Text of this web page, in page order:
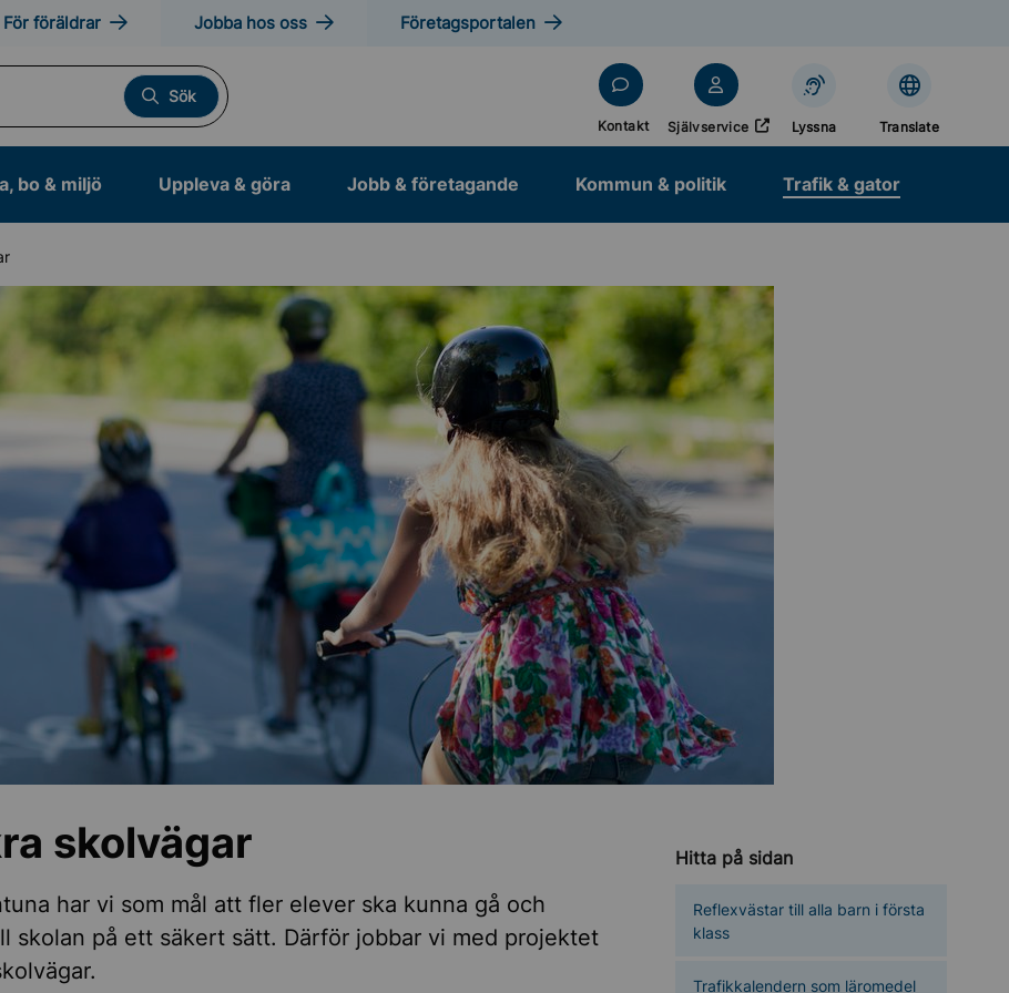
För föräldrar Jobba hos oss Företagsportalen
Sök
Kontakt Självservice
Öppnas i nytt fönster
Lyssna Translate
bo & miljö Uppleva & göra Jobb & företagande Kommun & politik Trafik & gator
infrastrukturprojekt
för markupplåtelse och vägarbeten
Hitta på sidan
Reflexvästar till alla barn i första
klass
Trafikkalendern som läromedel
skolvägar
har vi som mål att fler elever ska kunna gå och
skolan på ett säkert sätt. Därför jobbar vi med projektet